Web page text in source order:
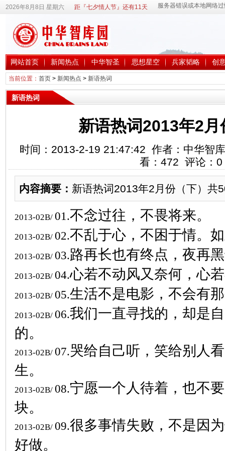
2026年8月8日 星期六 距『七夕情人节』还有11天
网站首页 新闻热点 中华智圣 思想星空 兵家韬略 创
当前位置： 首页> 新闻热点 > 新语热词
新语热词
新语热词2013年2月
时间：2013-2-19 21:47:42 作者：中华智
看： 472 评论： 0
内容摘要： 新语热词2013年2月份（下）共
2013-02B/ 01.不念过往，不畏将来。
2013-02B/ 02.不乱于心，不困于情。
2013-02B/ 03.路再长也有终点，夜再
2013-02B/ 04.心若不动风又奈何，心
2013-02B/ 05.生活不是电影，不会有
2013-02B/ 06.我们一直寻找的，却是
的。
2013-02B/ 07.哭给自己听，笑给别人
生。
2013-02B/ 08.宁愿一个人待着，也不
块。
2013-02B/ 09.很多事情失败，不是因
好做。